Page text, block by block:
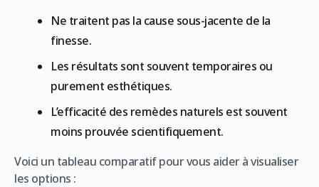
Ne traitent pas la cause sous-jacente de la
finesse.
Les résultats sont souvent temporaires ou
purement esthétiques.
L’efficacité des remèdes naturels est souvent
moins prouvée scientifiquement.
Voici un tableau comparatif pour vous aider à visualiser
les options :